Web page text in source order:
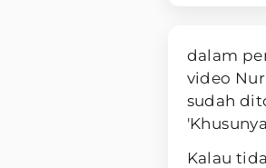
dalam
video
sudah
Kalau